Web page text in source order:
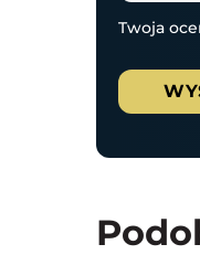
Twoja